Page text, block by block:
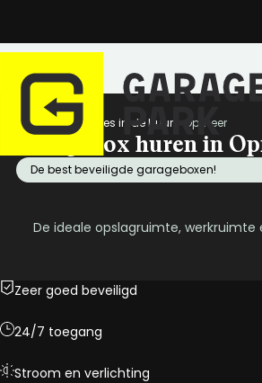
Home Locaties in de buurt Opmeer
Garagebox huren in
De best beveiligde garageboxen!
De ideale opslagruimte,
Zeer goed beveiligd
24/7 toegang
Stroom en verlichting